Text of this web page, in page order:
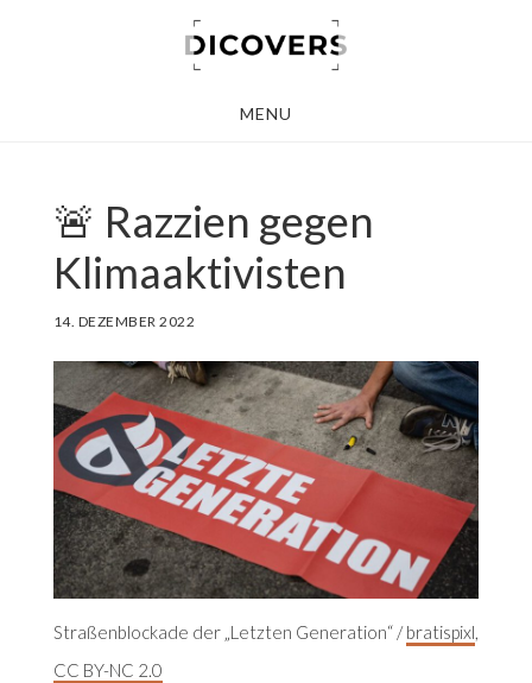
MENU
🚨 Razzien gegen
Klimaaktivisten
14. DEZEMBER 2022
Straßenblockade der „Letzten Generation“ /bratispixl,
CC BY-NC 2.0